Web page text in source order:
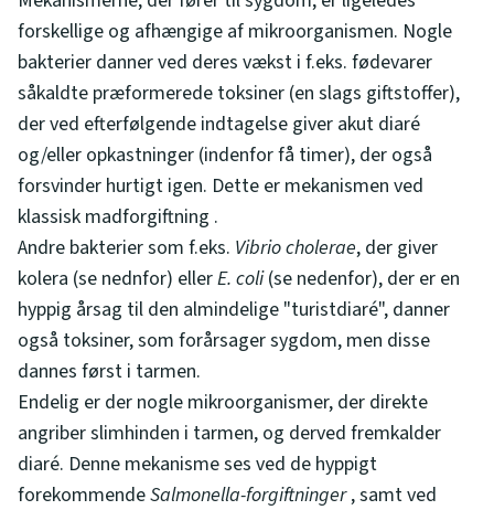
forskellige og afhængige af mikroorganismen. Nogle
bakterier danner ved deres vækst i f.eks. fødevarer
såkaldte præformerede toksiner (en slags giftstoffer),
der ved efterfølgende indtagelse giver akut diaré
og/eller opkastninger (indenfor få timer), der også
forsvinder hurtigt igen. Dette er mekanismen ved
klassisk madforgiftning .
Andre bakterier som f.eks. Vibrio cholerae, der giver
kolera (se nednfor) ellerE. coli(se nedenfor), der er en
hyppig årsag til den almindelige "turistdiaré", danner
også toksiner, som forårsager sygdom, men disse
dannes først i tarmen.
Endelig er der nogle mikroorganismer, der direkte
angriber slimhinden i tarmen, og derved fremkalder
diaré. Denne mekanisme ses ved de hyppigt
forekommendeSalmonella-forgiftninger, samt ved